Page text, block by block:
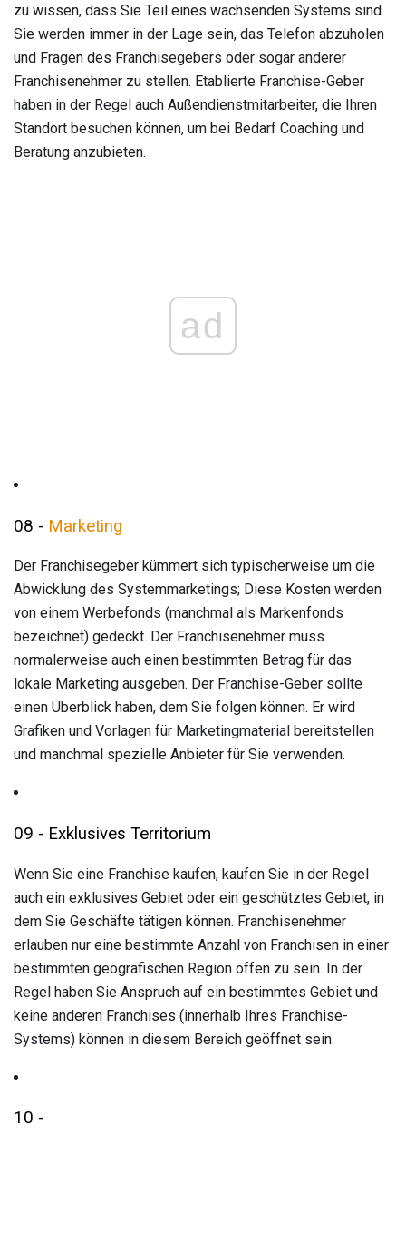
zu wissen, dass Sie Teil eines wachsenden Systems sind.
Sie werden immer in der Lage sein, das Telefon abzuholen
und Fragen des Franchisegebers oder sogar anderer
Franchisenehmer zu stellen. Etablierte Franchise-Geber
haben in der Regel auch Außendienstmitarbeiter, die Ihren
Standort besuchen können, um bei Bedarf Coaching und
Beratung anzubieten.
ad
08 - Marketing
Der Franchisegeber kümmert sich typischerweise um die
Abwicklung des Systemmarketings; Diese Kosten werden
von einem Werbefonds (manchmal als Markenfonds
bezeichnet) gedeckt. Der Franchisenehmer muss
normalerweise auch einen bestimmten Betrag für das
lokale Marketing ausgeben. Der Franchise-Geber sollte
einen Überblick haben, dem Sie folgen können. Er wird
Grafiken und Vorlagen für Marketingmaterial bereitstellen
und manchmal spezielle Anbieter für Sie verwenden.
09 - Exklusives Territorium
Wenn Sie eine Franchise kaufen, kaufen Sie in der Regel
auch ein exklusives Gebiet oder ein geschütztes Gebiet, in
dem Sie Geschäfte tätigen können. Franchisenehmer
erlauben nur eine bestimmte Anzahl von Franchisen in einer
bestimmten geografischen Region offen zu sein. In der
Regel haben Sie Anspruch auf ein bestimmtes Gebiet und
keine anderen Franchises (innerhalb Ihres Franchise-
Systems) können in diesem Bereich geöffnet sein.
10 -